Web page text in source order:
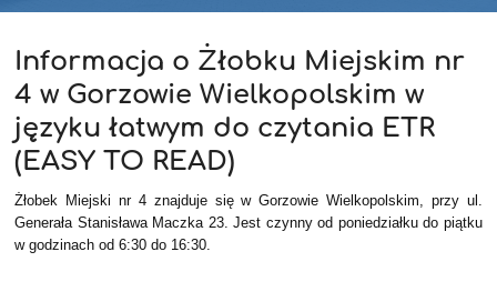
Tekst
łatwy
do
czytania
Informacja o Żłobku Miejskim nr
4 w Gorzowie Wielkopolskim w
języku łatwym do czytania ETR
(EASY TO READ)
Żłobek Miejski nr 4 znajduje się w Gorzowie Wielkopolskim, przy ul.
Generała Stanisława Maczka 23. Jest czynny od poniedziałku do piątku
w godzinach od 6:30 do 16:30.